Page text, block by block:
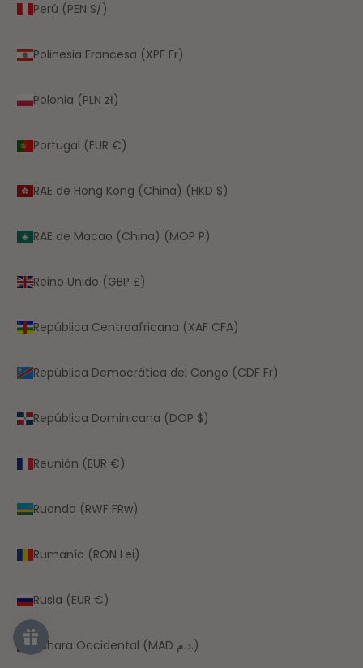
Perú (PEN S/)
Polinesia Francesa (XPF Fr)
Polonia (PLN zł)
Portugal (EUR €)
RAE de Hong Kong (China) (HKD $)
RAE de Macao (China) (MOP P)
Reino Unido (GBP £)
República Centroafricana (XAF CFA)
República Democrática del Congo (CDF Fr)
República Dominicana (DOP $)
Reunión (EUR €)
Ruanda (RWF FRw)
Rumanía (RON Lei)
Rusia (EUR €)
Sáhara Occidental (MAD د.م.)